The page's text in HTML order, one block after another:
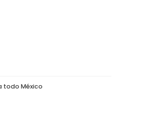
todo México